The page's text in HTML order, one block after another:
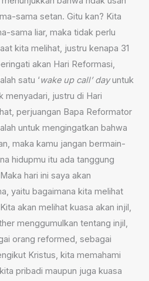
sama setan. Gitu kan? Kita
sama liar, maka tidak perlu
kita melihat, justru kenapa 31
akan Hari Reformasi,
satu ‘wake up call’ dayuntuk
menyadari, justru di Hari
perjuangan Bapa Reformator
untuk mengingatkan bahwa
maka kamu jangan bermain-
hidupmu itu ada tanggung
hari ini saya akan
yaitu bagaimana kita melihat
akan melihat kuasa akan injil,
menggumulkan tentang injil,
orang reformed, sebagai
Kristus, kita memahami
pribadi maupun juga kuasa